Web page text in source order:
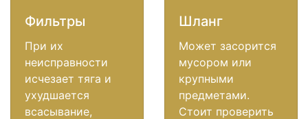
Фильтры
При их
неисправности
исчезает тяга и
ухудшается
всасывание,
Шланг
Может засорится
мусором или
крупными
предметами.
Стоит проверить